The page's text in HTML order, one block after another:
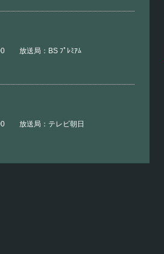
放送局：BS ﾌﾟﾚﾐｱﾑ
放送局：テレビ朝日